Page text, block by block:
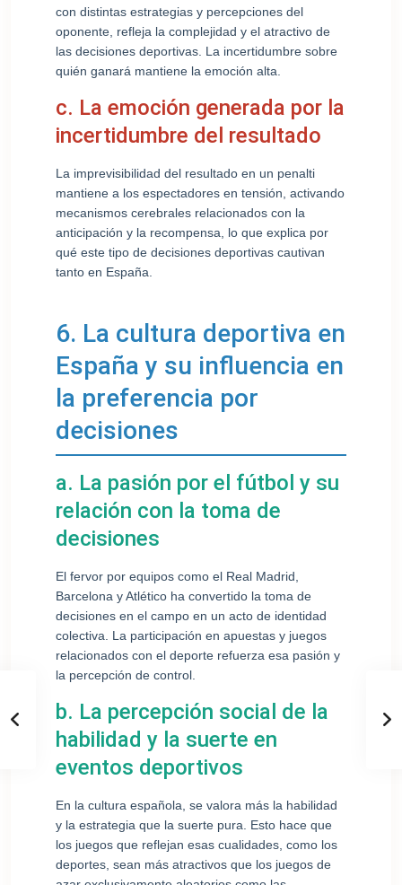
con distintas estrategias y percepciones del
oponente, refleja la complejidad y el atractivo de
las decisiones deportivas. La incertidumbre sobre
quién ganará mantiene la emoción alta.
c. La emoción generada por la
incertidumbre del resultado
La imprevisibilidad del resultado en un penalti
mantiene a los espectadores en tensión, activando
mecanismos cerebrales relacionados con la
anticipación y la recompensa, lo que explica por
qué este tipo de decisiones deportivas cautivan
tanto en España.
6. La cultura deportiva en
España y su influencia en
la preferencia por
decisiones
a. La pasión por el fútbol y su
relación con la toma de
decisiones
El fervor por equipos como el Real Madrid,
Barcelona y Atlético ha convertido la toma de
decisiones en el campo en un acto de identidad
colectiva. La participación en apuestas y juegos
relacionados con el deporte refuerza esa pasión y
la percepción de control.
b. La percepción social de la
habilidad y la suerte en
eventos deportivos
En la cultura española, se valora más la habilidad
y la estrategia que la suerte pura. Esto hace que
los juegos que reflejan esas cualidades, como los
deportes, sean más atractivos que los juegos de